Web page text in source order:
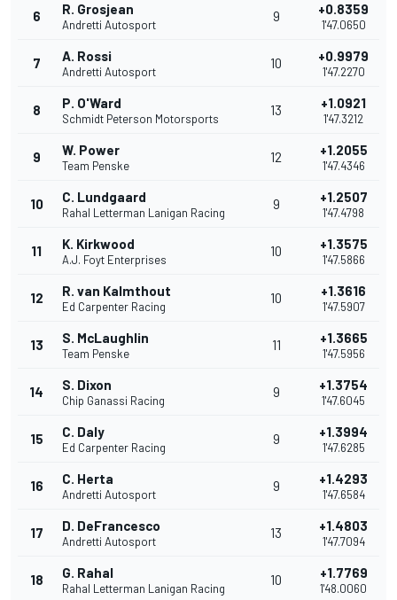
6 R. Grosjean
Andretti Autosport
9 +0.8359
1'47.0650
7 A. Rossi
Andretti Autosport
10 +0.9979
1'47.2270
8 P. O'Ward
Schmidt Peterson Motorsports
13 +1.0921
1'47.3212
9 W. Power
Team Penske
12 +1.2055
1'47.4346
10 C. Lundgaard
Rahal Letterman Lanigan Racing
9 +1.2507
1'47.4798
11 K. Kirkwood
A.J. Foyt Enterprises
10 +1.3575
1'47.5866
12 R. van Kalmthout
Ed Carpenter Racing
10 +1.3616
1'47.5907
13 S. McLaughlin
Team Penske
11 +1.3665
1'47.5956
14 S. Dixon
Chip Ganassi Racing
9 +1.3754
1'47.6045
15 C. Daly
Ed Carpenter Racing
9 +1.3994
1'47.6285
16 C. Herta
Andretti Autosport
9 +1.4293
1'47.6584
17 D. DeFrancesco
Andretti Autosport
13 +1.4803
1'47.7094
18 G. Rahal
Rahal Letterman Lanigan Racing
10 +1.7769
1'48.0060